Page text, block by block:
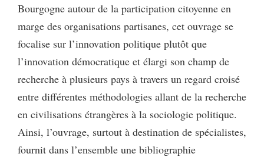
Bourgogne autour de la participation citoyenne en
marge des organisations partisanes, cet ouvrage se
focalise sur l’innovation politique plutôt que
l’innovation démocratique et élargi son champ de
recherche à plusieurs pays à travers un regard croisé
entre différentes méthodologies allant de la recherche
en civilisations étrangères à la sociologie politique.
Ainsi, l’ouvrage, surtout à destination de spécialistes,
fournit dans l’ensemble une bibliographie